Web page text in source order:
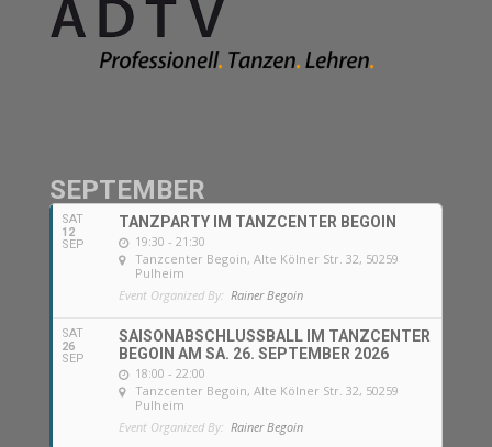
SEPTEMBER
SAT
12
SEP
TANZPARTY IM TANZCENTER BEGOIN
19:30 - 21:30
Tanzcenter Begoin, Alte Kölner Str. 32, 50259
Pulheim
Event Organized By: Rainer Begoin
SAT
26
SEP
SAISONABSCHLUSSBALL IM TANZCENTER
BEGOIN AM SA. 26. SEPTEMBER 2026
18:00 - 22:00
Tanzcenter Begoin, Alte Kölner Str. 32, 50259
Pulheim
Event Organized By: Rainer Begoin